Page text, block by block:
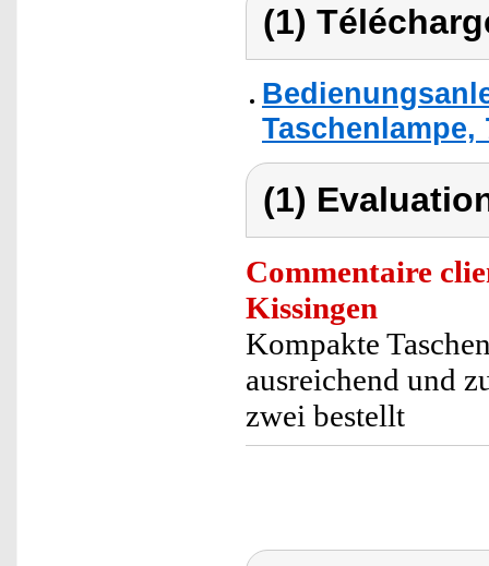
(1)
Taschenlampe,
(1)
Commentaire
Kissingen
Kompakte
ausreichend und
zwei bestellt